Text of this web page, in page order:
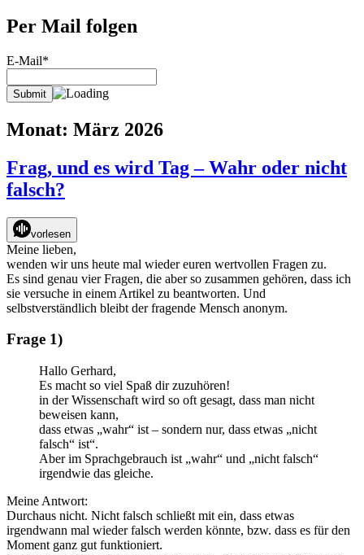
Per Mail folgen
E-Mail*
Monat: März 2026
Frag, und es wird Tag – Wahr oder nicht
falsch?
vorlesen
Meine lieben,
wenden wir uns heute mal wieder euren wertvollen Fragen zu.
Es sind genau vier Fragen, die aber so zusammen gehören, dass ich
sie versuche in einem Artikel zu beantworten. Und
selbstverständlich bleibt der fragende Mensch anonym.
Frage 1)
Hallo Gerhard,
Es macht so viel Spaß dir zuzuhören!
in der Wissenschaft wird so oft gesagt, dass man nicht
beweisen kann,
dass etwas „wahr“ ist – sondern nur, dass etwas „nicht
falsch“ ist“.
Aber im Sprachgebrauch ist „wahr“ und „nicht falsch“
irgendwie das gleiche.
Meine Antwort:
Durchaus nicht. Nicht falsch schließt mit ein, dass etwas
irgendwann mal wieder falsch werden könnte, bzw. dass es für den
Moment ganz gut funktioniert.